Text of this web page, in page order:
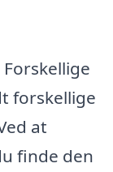
Forskellige
forskellige
at
finde den